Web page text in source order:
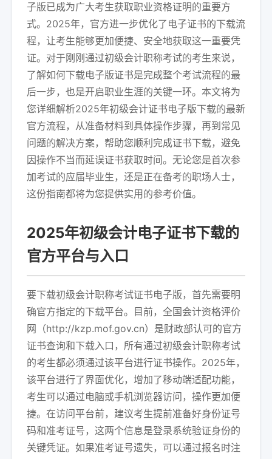
子版已成为广大考生获取职业资格证明的重要方
式。2025年，官方进一步优化了电子证书的下载流
程，让考生能够更加便捷、安全地获取这一重要凭
证。对于刚刚通过初级会计职称考试的考生来说，
了解如何下载电子版证书是完成整个考试流程的最
后一步，也是开启职业生涯的关键一环。本文将为
您详细解析2025年初级会计证书电子版下载的最新
官方流程，从准备材料到具体操作步骤，再到常见
问题的解决方案，帮助您顺利完成证书下载，避免
因操作不当而延误证书获取时间。无论您是首次参
加考试的应届毕业生，还是正在备考的职场人士，
这份指南都将为您提供实用的参考价值。
2025年初级会计电子证书下载的
官方平台与入口
要下载初级会计职称考试证书电子版，首先需要明
确官方指定的下载平台。目前，全国会计资格评价
网（http://kzp.mof.gov.cn）是财政部认可的官方
证书查询和下载入口，所有通过初级会计职称考试
的考生都必须通过该平台进行证书操作。2025年，
该平台进行了界面优化，增加了移动端适配功能，
考生可以通过电脑或手机浏览器访问，操作更加便
捷。在访问平台前，建议考生提前准备好身份证号
码和准考证号，这两个信息是登录系统验证身份的
关键凭证。如果准考证号遗失，可以通过报名时注